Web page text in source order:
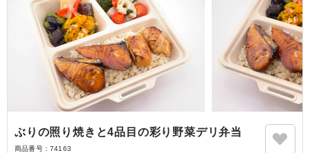
ぶりの照り焼きと4品目の彩り野菜デリ弁当
商品番号： 74163